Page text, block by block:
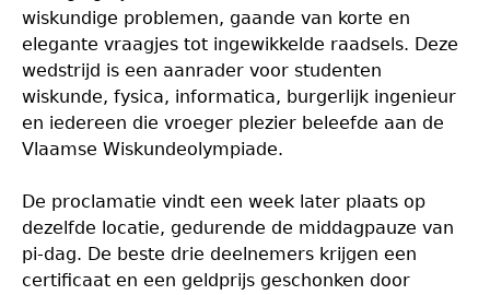
wiskundige problemen, gaande van korte en
elegante vraagjes tot ingewikkelde raadsels. Deze
wedstrijd is een aanrader voor studenten
wiskunde, fysica, informatica, burgerlijk ingenieur
en iedereen die vroeger plezier beleefde aan de
Vlaamse Wiskundeolympiade.
De proclamatie vindt een week later plaats op
dezelfde locatie, gedurende de middagpauze van
pi-dag. De beste drie deelnemers krijgen een
certificaat en een geldprijs geschonken door